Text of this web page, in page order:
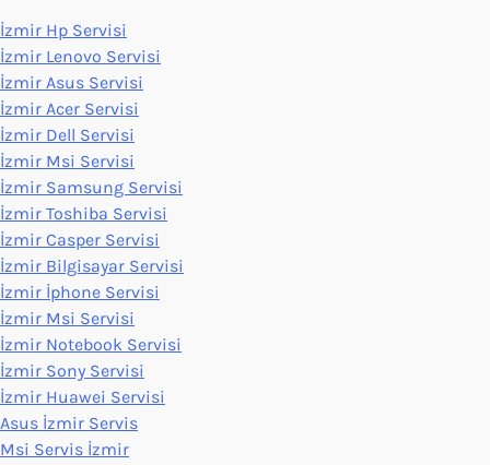
İzmir Hp Servisi
İzmir Lenovo Servisi
İzmir Asus Servisi
İzmir Acer Servisi
İzmir Dell Servisi
İzmir Msi Servisi
İzmir Samsung Servisi
İzmir Toshiba Servisi
İzmir Casper Servisi
İzmir Bilgisayar Servisi
İzmir İphone Servisi
İzmir Msi Servisi
İzmir Notebook Servisi
İzmir Sony Servisi
İzmir Huawei Servisi
Asus İzmir Servis
Msi Servis İzmir